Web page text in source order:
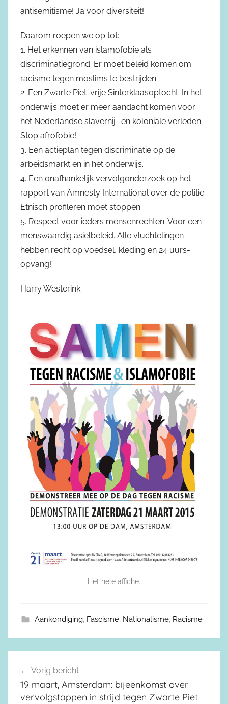
antisemitisme! Ja voor diversiteit!
Daarom roepen we op tot:
1. Het erkennen van islamofobie als
discriminatiegrond. Er moet beleid komen om
racisme tegen moslims te bestrijden.
2. Een Zwarte Piet-vrije Sinterklaasoptocht. In het
onderwijs moet er meer aandacht komen voor
het Nederlandse slavernij- en koloniale verleden.
Stop afrofobie!
3. Een actieplan tegen discriminatie op de
arbeidsmarkt en in het onderwijs.
4. Een onafhankelijk vervolgonderzoek op het
rapport van Amnesty International over de politie.
Etnisch profileren moet stoppen.
5. Respect voor ieders mensenrechten. Voor een
menswaardig asielbeleid. Alle vluchtelingen
hebben recht op voedsel, kleding en 24 uurs-
opvang!”
Harry Westerink
Het hele affiche.
Aankondiging, Fascisme, Nationalisme, Racisme
Berichtnavigatie
Vorig bericht
19 maart, Amsterdam: bijeenkomst over
vervolgstappen in strijd tegen Zwarte Piet